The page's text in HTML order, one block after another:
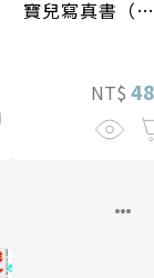
寶兒寫真書（加
NT$